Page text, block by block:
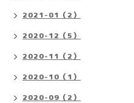
2021-01（2）
2020-12（5）
2020-11（2）
2020-10（1）
2020-09（2）